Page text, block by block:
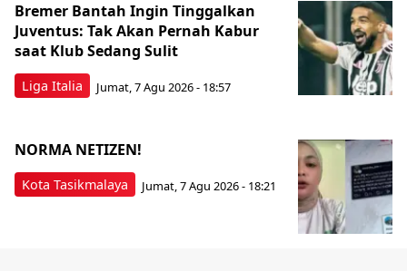
Liga Italia
Bremer Bantah Ingin Tinggalkan
Juventus: Tak Akan Pernah Kabur
saat Klub Sedang Sulit
Jumat, 7 Agu 2026 - 18:57
Kota Tasikmalaya
NORMA NETIZEN!
Jumat, 7 Agu 2026 - 18:21